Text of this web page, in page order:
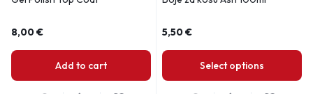
8,00€
Add to cart
5,50€
Select options